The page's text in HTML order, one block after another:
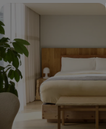
la
tarifa
Buscar apartoteles